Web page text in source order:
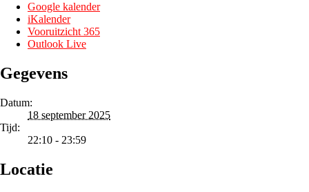
Google kalender
iKalender
Vooruitzicht 365
Outlook Live
Gegevens
Datum:
18 september 2025
Tijd:
22:10 - 23:59
Locatie